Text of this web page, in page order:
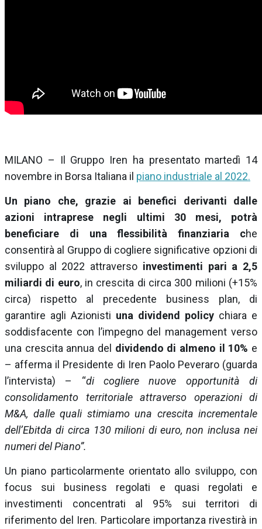
MILANO – Il Gruppo Iren ha presentato martedì 14
novembre in Borsa Italiana il piano industriale al 2022.
Un piano che, grazie ai benefici derivanti dalle
azioni intraprese negli ultimi 30 mesi, potrà
beneficiare di una flessibilità finanziaria che
consentirà al Gruppo di cogliere significative opzioni di
sviluppo al 2022 attraverso investimenti pari a 2,5
miliardi di euro, in crescita di circa 300 milioni (+15%
circa) rispetto al precedente business plan, di
garantire agli Azionisti una dividend policy chiara e
soddisfacente con l’impegno del management verso
una crescita annua del dividendo di almeno il 10% e
– afferma il Presidente di Iren Paolo Peveraro (guarda
l’intervista) – “di cogliere nuove opportunità di
consolidamento territoriale attraverso operazioni di
M&A, dalle quali stimiamo una crescita incrementale
dell’Ebitda di circa 130 milioni di euro, non inclusa nei
numeri del Piano”.
Un piano particolarmente orientato allo sviluppo, con
focus sui business regolati e quasi regolati e
investimenti concentrati al 95% sui territori di
riferimento del Iren. Particolare importanza rivestirà in